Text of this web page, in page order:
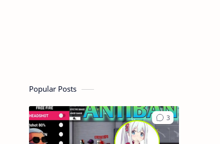
Popular Posts